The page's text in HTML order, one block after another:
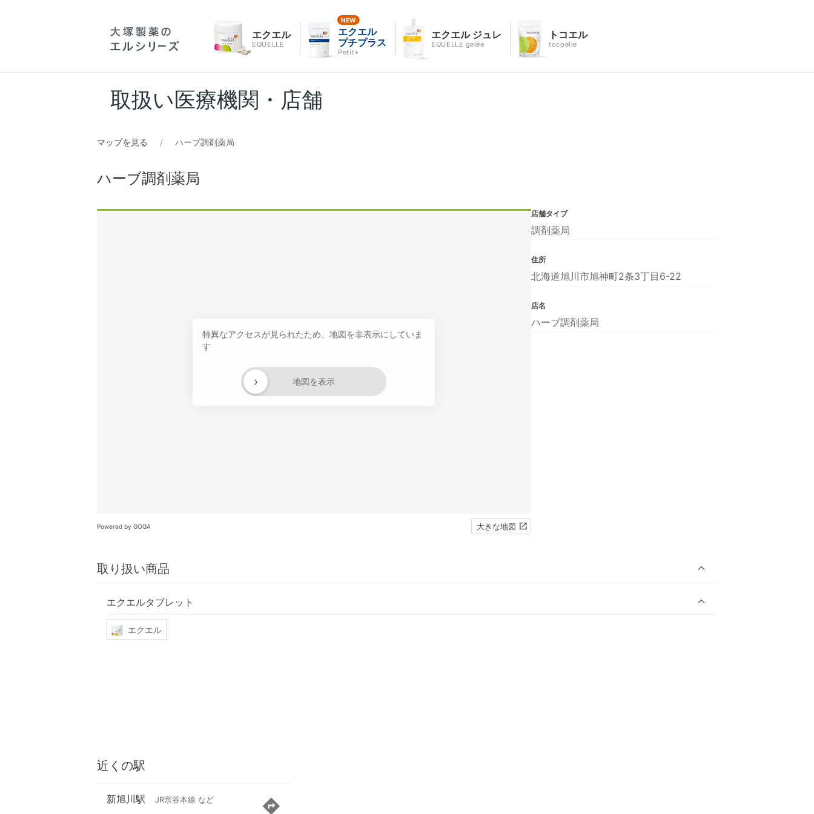
エクエル
EQUELLE
エクエル
プチプラス
Petit+
エクエル ジュレ
EQUELLE gelée
トコエル
tocoelle
取扱い医療機関・店舗
マップを見る ハーブ調剤薬局
ハーブ調剤薬局
特異なアクセスが見られたため、地図を非表示にしていま
す
地図を表示
›
Powered by GOGA 大きな地図
取り扱い商品
エクエルタブレット
エクエル
店舗タイプ
調剤薬局
住所
北海道旭川市旭神町2条3丁目6-22
店名
ハーブ調剤薬局
近くの駅
新旭川駅 JR宗谷本線 など